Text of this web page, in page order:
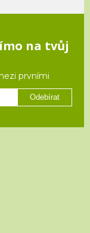
na tvůj
prvními
Odebírat